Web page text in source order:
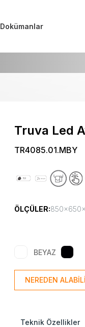
Dokümanlar
Truva Led
TR4085.01.MBY
ÖLÇÜLER:
BEYAZ
NEREDEN
Teknik Özellikler